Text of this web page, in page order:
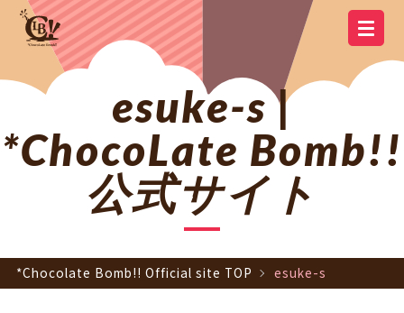
OFFICIAL SITE TOP
NEWS MEMBER
SCHEDULE DISCOGRAPHY
GOODS
Q&A CONTACT
YOUTUBE
CHANNEL
OFFICIAL LINE
OFFICIAL
TWITTER
esuke-s |
*ChocoLate Bomb!!
公式サイト
*Chocolate Bomb!! Official site TOP esuke-s